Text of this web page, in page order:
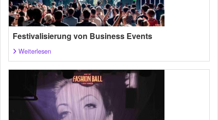
Festivalisierung von Business Events
Weiterlesen